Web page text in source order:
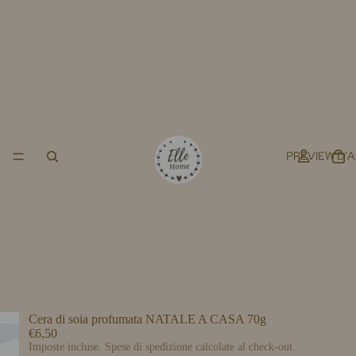
PREVIEW
Cera di soia profumata NATALE A CASA 70g
€6,50
Imposte incluse. Spese di spedizione calcolate al check-out.